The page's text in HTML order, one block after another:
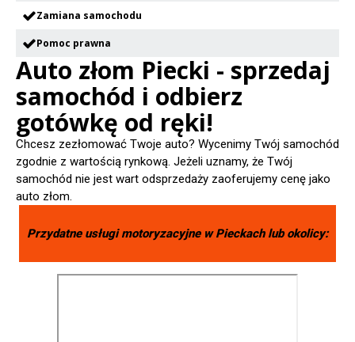
Zamiana samochodu
Pomoc prawna
Auto złom Piecki - sprzedaj
samochód i odbierz
gotówkę od ręki!
Chcesz zezłomować Twoje auto? Wycenimy Twój samochód
zgodnie z wartością rynkową. Jeżeli uznamy, że Twój
samochód nie jest wart odsprzedaży zaoferujemy cenę jako
auto złom.
Przydatne usługi motoryzacyjne wPieckachlub okolicy: